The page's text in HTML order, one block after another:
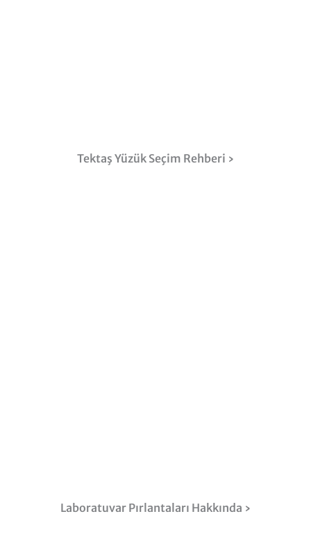
Tektaş Yüzük Seçim Rehberi ›
Laboratuvar Pırlantaları Hakkında ›